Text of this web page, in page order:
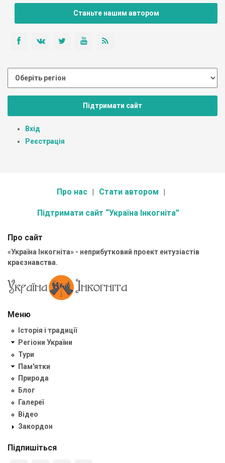
Станьте нашим автором
Підтримати сайт
Вхід
Реєстрація
Про нас Стати автором
Підтримати сайт “Україна Інкогніта”
Про сайт
«Україна Інкогніта» - неприбутковий проект ентузіастів
краєзнавства.
Меню
Історія і традиції
Регіони України
Тури
Пам'ятки
Природа
Блог
Галереї
Відео
Закордон
Підпишіться